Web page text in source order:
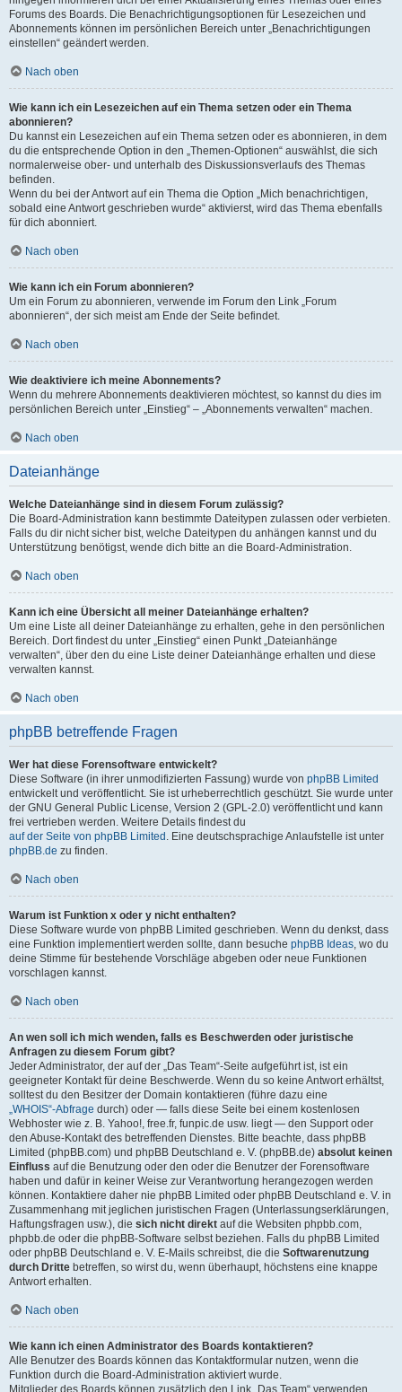
Forums des Boards. Die Benachrichtigungsoptionen für Lesezeichen und
Abonnements können im persönlichen Bereich unter „Benachrichtigungen
einstellen“ geändert werden.
Nach oben
Wie kann ich ein Lesezeichen auf ein Thema setzen oder ein Thema
abonnieren?
Du kannst ein Lesezeichen auf ein Thema setzen oder es abonnieren, in dem
du die entsprechende Option in den „Themen-Optionen“ auswählst, die sich
normalerweise ober- und unterhalb des Diskussionsverlaufs des Themas
befinden.
Wenn du bei der Antwort auf ein Thema die Option „Mich benachrichtigen,
sobald eine Antwort geschrieben wurde“ aktivierst, wird das Thema ebenfalls
für dich abonniert.
Nach oben
Wie kann ich ein Forum abonnieren?
Um ein Forum zu abonnieren, verwende im Forum den Link „Forum
abonnieren“, der sich meist am Ende der Seite befindet.
Nach oben
Wie deaktiviere ich meine Abonnements?
Wenn du mehrere Abonnements deaktivieren möchtest, so kannst du dies im
persönlichen Bereich unter „Einstieg“ – „Abonnements verwalten“ machen.
Nach oben
Dateianhänge
Welche Dateianhänge sind in diesem Forum zulässig?
Die Board-Administration kann bestimmte Dateitypen zulassen oder verbieten.
Falls du dir nicht sicher bist, welche Dateitypen du anhängen kannst und du
Unterstützung benötigst, wende dich bitte an die Board-Administration.
Nach oben
Kann ich eine Übersicht all meiner Dateianhänge erhalten?
Um eine Liste all deiner Dateianhänge zu erhalten, gehe in den persönlichen
Bereich. Dort findest du unter „Einstieg“ einen Punkt „Dateianhänge
verwalten“, über den du eine Liste deiner Dateianhänge erhalten und diese
verwalten kannst.
Nach oben
phpBB betreffende Fragen
Wer hat diese Forensoftware entwickelt?
Diese Software (in ihrer unmodifizierten Fassung) wurde von phpBB Limited
entwickelt und veröffentlicht. Sie ist urheberrechtlich geschützt. Sie wurde unter
der GNU General Public License, Version 2 (GPL-2.0) veröffentlicht und kann
frei vertrieben werden. Weitere Details findest du
auf der Seite von phpBB Limited . Eine deutschsprachige Anlaufstelle ist unter
phpBB.de zu finden.
Nach oben
Warum ist Funktion x oder y nicht enthalten?
Diese Software wurde von phpBB Limited geschrieben. Wenn du denkst, dass
eine Funktion implementiert werden sollte, dann besuche phpBB Ideas, wo du
deine Stimme für bestehende Vorschläge abgeben oder neue Funktionen
vorschlagen kannst.
Nach oben
An wen soll ich mich wenden, falls es Beschwerden oder juristische
Anfragen zu diesem Forum gibt?
Jeder Administrator, der auf der „Das Team“-Seite aufgeführt ist, ist ein
geeigneter Kontakt für deine Beschwerde. Wenn du so keine Antwort erhältst,
solltest du den Besitzer der Domain kontaktieren (führe dazu eine
„WHOIS“-Abfrage durch) oder — falls diese Seite bei einem kostenlosen
Webhoster wie z. B. Yahoo!, free.fr, funpic.de usw. liegt — den Support oder
den Abuse-Kontakt des betreffenden Dienstes. Bitte beachte, dass phpBB
Limited (phpBB.com) und phpBB Deutschland e. V. (phpBB.de) absolut keinen
Einfluss auf die Benutzung oder den oder die Benutzer der Forensoftware
haben und dafür in keiner Weise zur Verantwortung herangezogen werden
können. Kontaktiere daher nie phpBB Limited oder phpBB Deutschland e. V. in
Zusammenhang mit jeglichen juristischen Fragen (Unterlassungserklärungen,
Haftungsfragen usw.), die sich nicht direkt auf die Websiten phpbb.com,
phpbb.de oder die phpBB-Software selbst beziehen. Falls du phpBB Limited
oder phpBB Deutschland e. V. E-Mails schreibst, die die Softwarenutzung
durch Dritte betreffen, so wirst du, wenn überhaupt, höchstens eine knappe
Antwort erhalten.
Nach oben
Wie kann ich einen Administrator des Boards kontaktieren?
Alle Benutzer des Boards können das Kontaktformular nutzen, wenn die
Funktion durch die Board-Administration aktiviert wurde.
Mitglieder des Boards können zusätzlich den Link „Das Team“ verwenden.